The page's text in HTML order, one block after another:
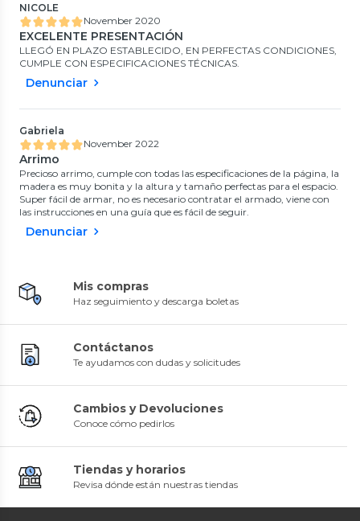
NICOLE
November 2020
EXCELENTE PRESENTACIÓN
LLEGÓ EN PLAZO ESTABLECIDO, EN PERFECTAS CONDICIONES,
CUMPLE CON ESPECIFICACIONES TÉCNICAS.
Denunciar
Gabriela
November 2022
Arrimo
Precioso arrimo, cumple con todas las especificaciones de la página, la
madera es muy bonita y la altura y tamaño perfectas para el espacio.
Super fácil de armar, no es necesario contratar el armado, viene con
las instrucciones en una guía que es fácil de seguir.
Denunciar
Mis compras
Haz seguimiento y descarga boletas
Contáctanos
Te ayudamos con dudas y solicitudes
Cambios y Devoluciones
Conoce cómo pedirlos
Tiendas y horarios
Revisa dónde están nuestras tiendas